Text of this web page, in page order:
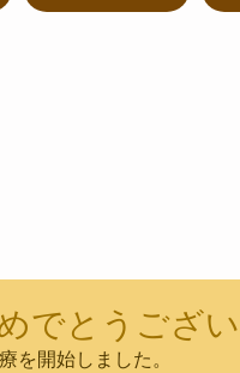
でとうござ
を開始しました。